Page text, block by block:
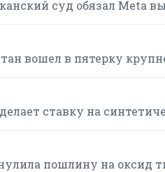
суд обязал Meta
вошел в пятерку
ставку на
пошлину на оксид